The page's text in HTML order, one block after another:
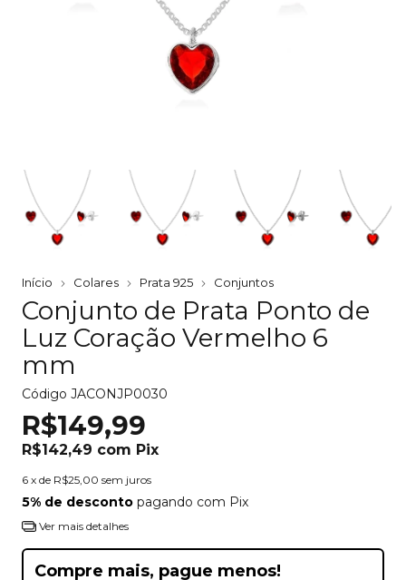
Início Colares Prata 925 Conjuntos
Conjunto de Prata Ponto de
Luz Coração Vermelho 6
mm
Código JACONJP0030
R$149,99
R$142,49 com Pix
6 x de R$25,00 sem juros
5% de desconto pagando com Pix
Ver mais detalhes
Compre mais, pague menos!